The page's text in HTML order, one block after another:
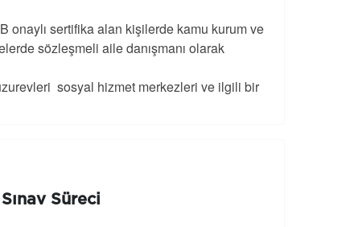
onaylı sertifika alan kişilerde kamu kurum ve
sözleşmeli aile danışmanı olarak
sosyal hizmet merkezleri ve ilgili bir
Sınav Süreci